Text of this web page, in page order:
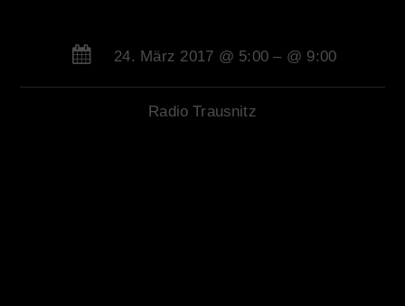
24. März 2017 @ 5:00– @ 9:00
Radio Trausnitz